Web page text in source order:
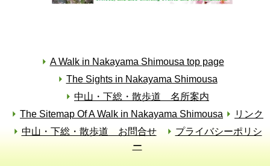
A Walk in Nakayama Shimousa top page
The Sights in Nakayama Shimousa
中山・下総・散歩道 名所案内
The Sitemap Of A Walk in Nakayama Shimousa
リンク
中山・下総・散歩道 お問合せ
プライバシーポリシ
ー